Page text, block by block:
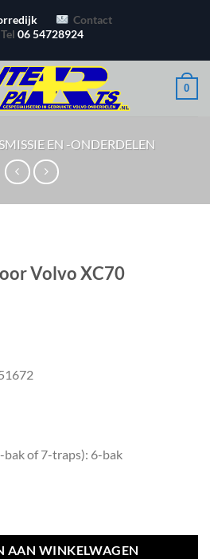
Contact
Tel06 54728924
0
EN -ONDERDELEN
Volvo XC70
bak of 7-traps): 6-bak
AAN WINKELWAGEN